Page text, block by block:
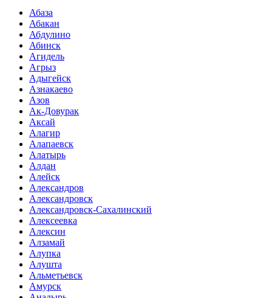
Абаза
Абакан
Абдулино
Абинск
Агидель
Агрыз
Адыгейск
Азнакаево
Азов
Ак-Довурак
Аксай
Алагир
Алапаевск
Алатырь
Алдан
Алейск
Александров
Александровск
Александровск-Сахалинский
Алексеевка
Алексин
Алзамай
Алупка
Алушта
Альметьевск
Амурск